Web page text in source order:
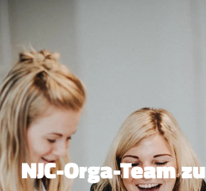
NJC-Orga-Team